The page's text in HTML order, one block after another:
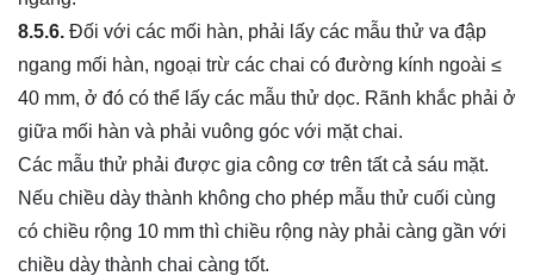
8.5.6. Đối với các mối hàn, phải lấy các mẫu thử va đập
ngang mối hàn, ngoại trừ các chai có đường kính ngoài ≤
40 mm, ở đó có thể lấy các mẫu thử dọc. Rãnh khắc phải ở
giữa mối hàn và phải vuông góc với mặt chai.
Các mẫu thử phải được gia công cơ trên tất cả sáu mặt.
Nếu chiều dày thành không cho phép mẫu thử cuối cùng
có chiều rộng 10 mm thì chiều rộng này phải càng gần với
chiều dày thành chai càng tốt.